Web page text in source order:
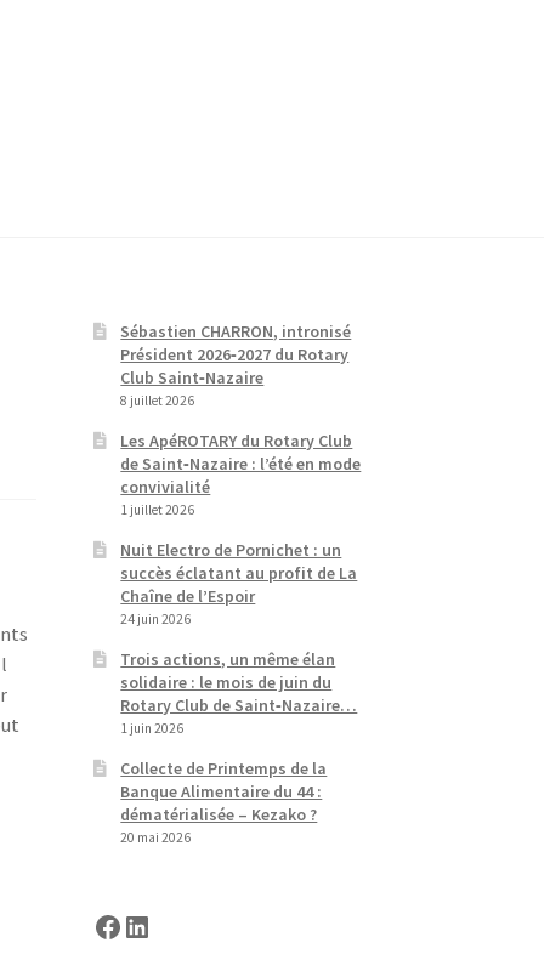
Sébastien CHARRON, intronisé
Président 2026‑2027 du Rotary
Club Saint‑Nazaire
8 juillet 2026
Les ApéROTARY du Rotary Club
de Saint‑Nazaire : l’été en mode
convivialité
1 juillet 2026
Nuit Electro de Pornichet : un
succès éclatant au profit de La
Chaîne de l’Espoir
24 juin 2026
Trois actions, un même élan
solidaire : le mois de juin du
Rotary Club de Saint‑Nazaire…
1 juin 2026
Collecte de Printemps de la
Banque Alimentaire du 44 :
dématérialisée – Kezako ?
20 mai 2026
Facebook
LinkedIn